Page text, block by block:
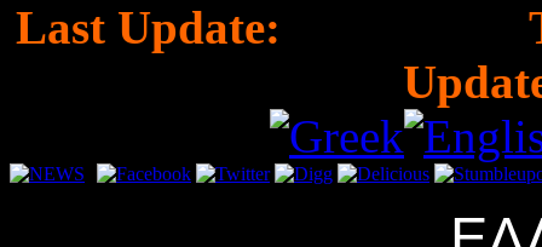
Last Update: